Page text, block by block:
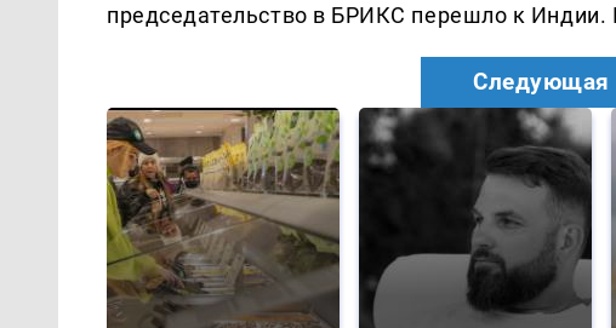
председательство в БРИКС перешло к Индии.
Следующая